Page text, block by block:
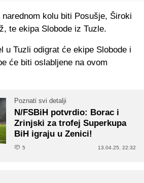
kolu biti Posušje, Široki
te ekipa Slobode iz Tuzle.
u Tuzli odigrat će ekipe Slobode i
će biti oslabljene na ovom
Poznati svi detalji
N/FSBiH potvrdio: Borac i
Zrinjski za trofej Superkupa
BiH igraju u Zenici!
5 13.04.25. 22:32